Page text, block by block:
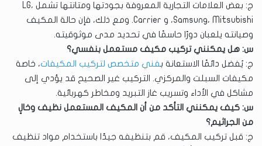
ج: بعض العلامات التجارية المعروفة بجودتها ومتانتها تشمل LG،
Samsung، Mitsubishi، و Carrier. ومع ذلك، فإن حالة المكيف
وصيانته يلعبان دورًا حاسمًا في تحديد مدى موثوقيته.
س: هل يمكنني تركيب مكيف مستعمل بنفسي؟
ج: يُفضل دائمًا الاستعانة بفني متخصص لتركيب المكيفات، خاصة
مكيفات السبلت والمركزي. التركيب غير الصحيح قد يؤدي إلى
مشاكل في الأداء وتسريب غاز التبريد ومخاطر كهربائية.
س: كيف يمكنني التأكد من أن المكيف المستعمل نظيف وخالٍ
من الجراثيم؟
ج: قبل تركيب المكيف، قم بتنظيفه جيدًا باستخدام مواد تنظيف